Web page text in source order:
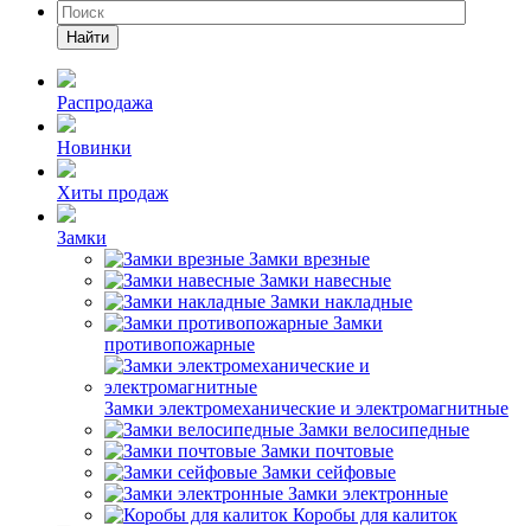
Найти
Распродажа
Новинки
Хиты продаж
Замки
Замки врезные
Замки навесные
Замки накладные
Замки
противопожарные
Замки электромеханические и электромагнитные
Замки велосипедные
Замки почтовые
Замки сейфовые
Замки электронные
Коробы для калиток